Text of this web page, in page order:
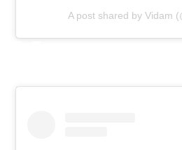
A post shared by Vidam